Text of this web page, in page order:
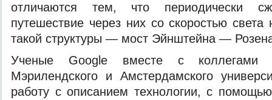
отличаются тем, что периодически
путешествие через них со скоростью
такой структуры — мост Эйнштейна —
Ученые Google вместе с коллегами
Мэрилендского и Амстердамского
работу с описанием технологии, с